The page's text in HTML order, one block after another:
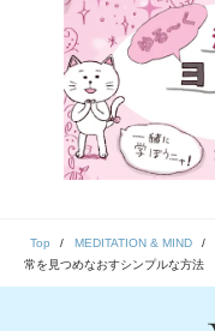
Top MEDITATION & MIND
常を見つめなおすシンプルな方法